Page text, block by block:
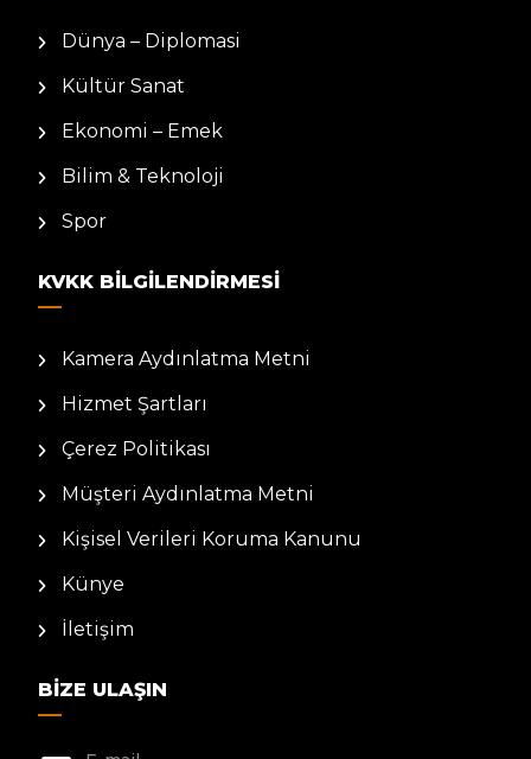
Dünya – Diplomasi
Kültür Sanat
Ekonomi – Emek
Bilim & Teknoloji
Spor
KVKK BILGILENDIRMESI
Kamera Aydınlatma Metni
Hizmet Şartları
Çerez Politikası
Müşteri Aydınlatma Metni
Kişisel Verileri Koruma Kanunu
Künye
İletişim
BIZE ULAŞIN